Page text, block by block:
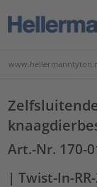
Art.-Nr. 170-
| Twist-In-